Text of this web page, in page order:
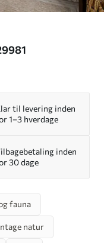
til levering inden
1–3 hverdage
inden
30 dage
fauna
natur